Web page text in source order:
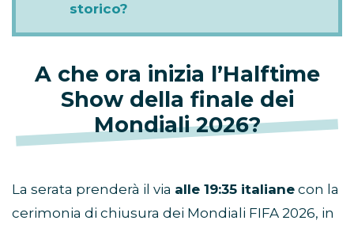
storico?
A che ora inizia l’Halftime
Show della finale dei
Mondiali 2026?
La serata prenderà il via alle 19:35 italiane con la
cerimonia di chiusura dei Mondiali FIFA 2026, in